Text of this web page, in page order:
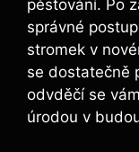
pěstování. Po
správné
stromek v
se dostatečně
odvděčí se
úrodou v